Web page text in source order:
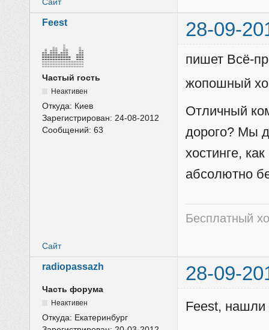
Сайт
Feest 28-09-
Частый гость
Неактивен
Откуда: Киев
Зарегистрирован:24-08-2012
Сообщений:63
пишет Всё-
жопошный
Отличный
дорого? Мы
хостинге,
абсолютно
Бесплатный
Сайт
radiopassazh 28-09-
Часть форума
Неактивен
Откуда: Екатеринбург
Feest, нашли